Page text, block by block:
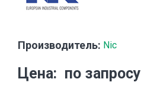
Производитель: Nic
Цена по запросу